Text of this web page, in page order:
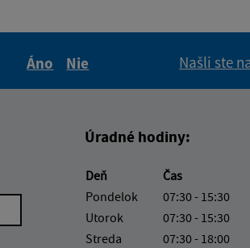
Áno
Nie
Našli ste
Úradné hodiny:
Deň
Čas
Pondelok
07:30 - 15:30
Utorok
07:30 - 15:30
Streda
07:30 - 18:00